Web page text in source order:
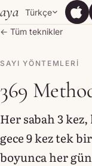
Skip to content
aya Türkçe
← Tüm teknikler
SAYI YÖNTEMLERI
369
Her sabah 3
gece 9 kez tek
boyunca her